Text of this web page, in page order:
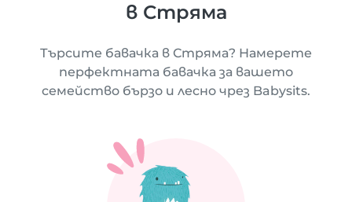
в Стряма
Търсите бавачка в Стряма? Намерете
перфектната бавачка за вашето
семейство бързо и лесно чрез Babysits.